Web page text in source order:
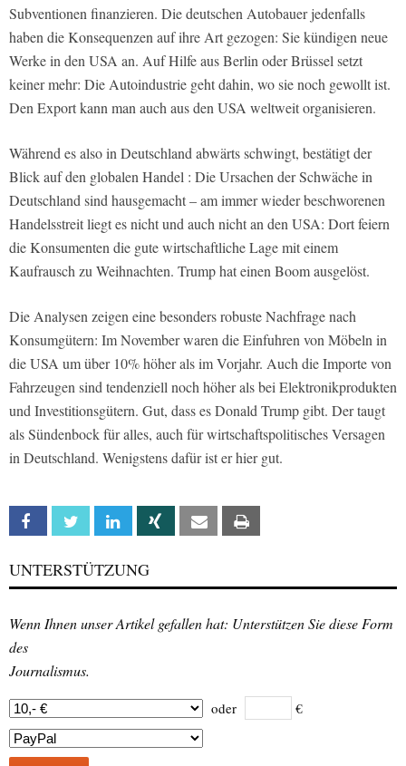
Subventionen finanzieren. Die deutschen Autobauer jedenfalls
haben die Konsequenzen auf ihre Art gezogen: Sie kündigen neue
Werke in den USA an. Auf Hilfe aus Berlin oder Brüssel setzt
keiner mehr: Die Autoindustrie geht dahin, wo sie noch gewollt ist.
Den Export kann man auch aus den USA weltweit organisieren.
Während es also in Deutschland abwärts schwingt, bestätigt der
Blick auf den globalen Handel : Die Ursachen der Schwäche in
Deutschland sind hausgemacht – am immer wieder beschworenen
Handelsstreit liegt es nicht und auch nicht an den USA: Dort feiern
die Konsumenten die gute wirtschaftliche Lage mit einem
Kaufrausch zu Weihnachten. Trump hat einen Boom ausgelöst.
Die Analysen zeigen eine besonders robuste Nachfrage nach
Konsumgütern: Im November waren die Einfuhren von Möbeln in
die USA um über 10% höher als im Vorjahr. Auch die Importe von
Fahrzeugen sind tendenziell noch höher als bei Elektronikprodukten
und Investitionsgütern. Gut, dass es Donald Trump gibt. Der taugt
als Sündenbock für alles, auch für wirtschaftspolitisches Versagen
in Deutschland. Wenigstens dafür ist er hier gut.
Facebook Twitter Linkedin Xing Email
UNTERSTÜTZUNG
Wenn Ihnen unser Artikel gefallen hat: Unterstützen Sie diese Form
des
Journalismus.
oder €